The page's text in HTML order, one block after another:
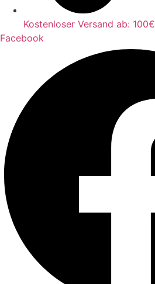
Kostenloser Versand ab: 100€
Facebook